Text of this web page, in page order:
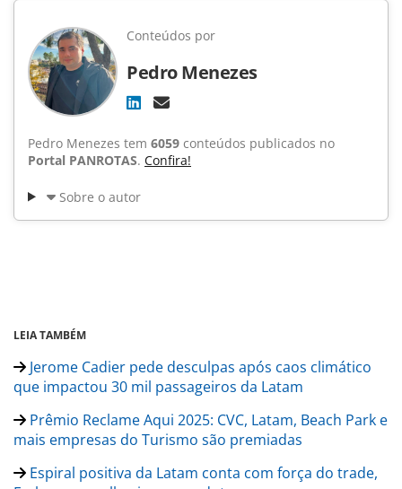
Conteúdos por
Pedro Menezes
Pedro Menezes tem 6059 conteúdos publicados no
Portal PANROTAS. Confira!
Sobre o autor
LEIA TAMBÉM
Jerome Cadier pede desculpas após caos climático
que impactou 30 mil passageiros da Latam
Prêmio Reclame Aqui 2025: CVC, Latam, Beach Park e
mais empresas do Turismo são premiadas
Espiral positiva da Latam conta com força do trade,